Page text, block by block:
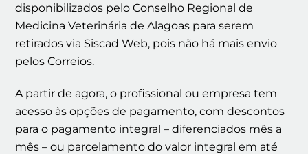
disponibilizados pelo Conselho Regional de
Medicina Veterinária de Alagoas para serem
retirados via Siscad Web, pois não há mais envio
pelos Correios.
A partir de agora, o profissional ou empresa tem
acesso às opções de pagamento, com descontos
para o pagamento integral – diferenciados mês a
mês – ou parcelamento do valor integral em até